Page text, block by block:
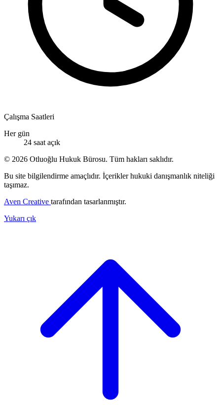
Çalışma Saatleri
Her gün
24 saat açık
© 2026 Otluoğlu Hukuk Bürosu. Tüm hakları saklıdır.
Bu site bilgilendirme amaçlıdır. İçerikler hukuki danışmanlık niteliği
taşımaz.
Aven Creative tarafından tasarlanmıştır.
Yukarı çık